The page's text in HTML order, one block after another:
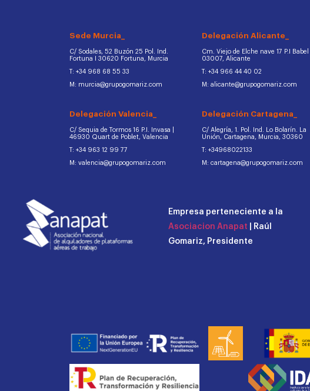
Sede Murcia_
C/ Sodales, 52 Buzón 25 Pol. Ind.
Fortuna I 30620 Fortuna, Murcia
T: +34 968 68 55 33
M: murcia@grupogomariz.com
Delegación Valencia_
C/ Sequia de Tormos 16 P.I. Invasa |
46930 Quart de Poblet, Valencia
T: +34 963 12 99 77
M: valencia@grupogomariz.com
Delegación Alicante_
Cm. Viejo de Elche nave 17 P.I Babel |
03007, Alicante
T: +34 966 44 40 02
M: alicante@grupogomariz.com
Delegación Cartagena_
C/ Alegría, 1. Pol. Ind. Lo Bolarín. La
Unión, Cartagena, Murcia, 30360
T: +34968022133
M: cartagena@grupogomariz.com
Empresa perteneciente a la
Asociacion Anapat | Raúl
Gomariz, Presidente